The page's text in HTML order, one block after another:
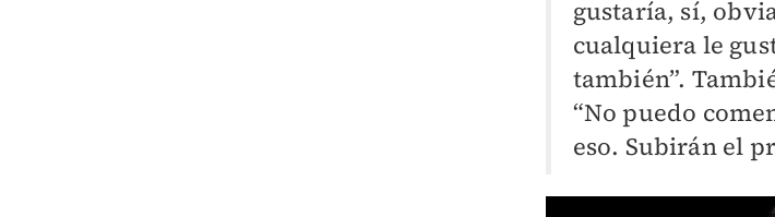
gustaría, sí,
cualquiera le
también”.
“No puedo
eso. Subirán el